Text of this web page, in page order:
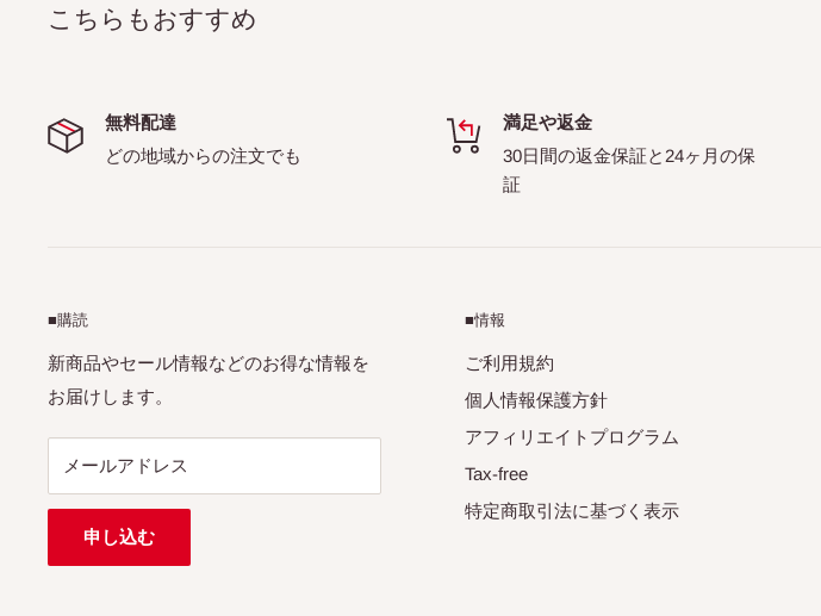
こちらもおすすめ
無料配達
どの地域からの注文でも
満足や返金
30日間の返金保証と24ヶ月の保
証
■購読
新商品やセール情報などのお得な情報を
お届けします。
メールアドレス
申し込む
■情報
ご利用規約
個人情報保護方針
アフィリエイトプログラム
Tax-free
特定商取引法に基づく表示